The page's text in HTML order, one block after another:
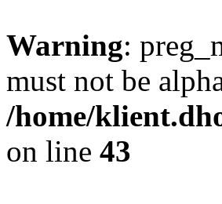
Warning:
must not be
/home/
on line 43